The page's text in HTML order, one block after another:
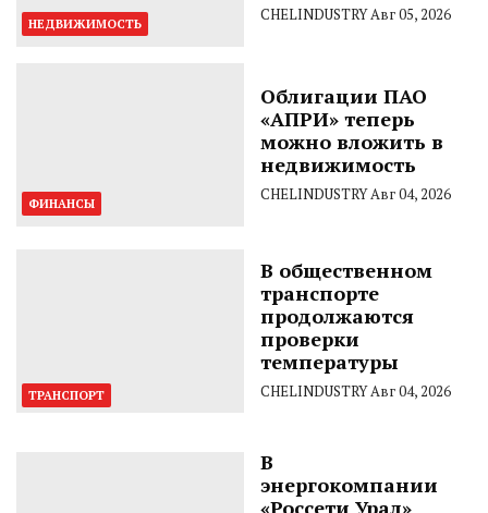
НЕДВИЖИМОСТЬ CHELINDUSTRYАвг 05, 2026
ФИНАНСЫ
Облигации ПАО
«АПРИ» теперь
можно вложить в
недвижимость
CHELINDUSTRYАвг 04, 2026
ТРАНСПОРТ
В общественном
транспорте
продолжаются
проверки
температуры
CHELINDUSTRYАвг 04, 2026
В
энергокомпании
«Россети Урал»